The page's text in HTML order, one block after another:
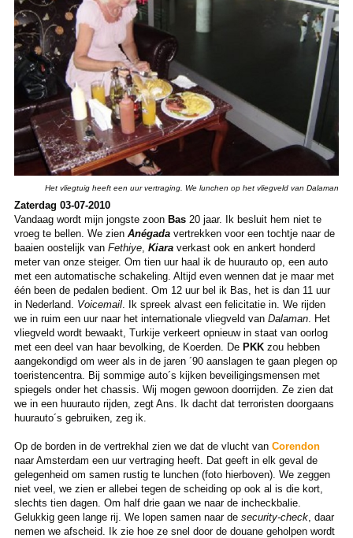
Het vliegtuig heeft een uur vertraging. We lunchen op het vliegveld van Dalaman
Zaterdag 03-07-2010
Vandaag wordt mijn jongste zoon Bas20 jaar. Ik besluit hem niet te
vroeg te bellen. We zien Anégadavertrekken voor een tochtje naar de
baaien oostelijk van Fethiye, Kiaraverkast ook en ankert honderd
meter van onze steiger. Om tien uur haal ik de huurauto op, een auto
met een automatische schakeling. Altijd even wennen dat je maar met
één been de pedalen bedient. Om 12 uur bel ik Bas, het is dan 11 uur
in Nederland. Voicemail. Ik spreek alvast een felicitatie in. We rijden
we in ruim een uur naar het internationale vliegveld van Dalaman. Het
vliegveld wordt bewaakt, Turkije verkeert opnieuw in staat van oorlog
met een deel van haar bevolking, de Koerden. De PKKzou hebben
aangekondigd om weer als in de jaren ´90 aanslagen te gaan plegen op
toeristencentra. Bij sommige auto´s kijken beveiligingsmensen met
spiegels onder het chassis. Wij mogen gewoon doorrijden. Ze zien dat
we in een huurauto rijden, zegt Ans. Ik dacht dat terroristen doorgaans
huurauto´s gebruiken, zeg ik.
Op de borden in de vertrekhal zien we dat de vlucht van Corendon
naar Amsterdam een uur vertraging heeft. Dat geeft in elk geval de
gelegenheid om samen rustig te lunchen (foto hierboven). We zeggen
niet veel, we zien er allebei tegen de scheiding op ook al is die kort,
slechts tien dagen. Om half drie gaan we naar de incheckbalie.
Gelukkig geen lange rij. We lopen samen naar de security-check, daar
nemen we afscheid. Ik zie hoe ze snel door de douane geholpen wordt